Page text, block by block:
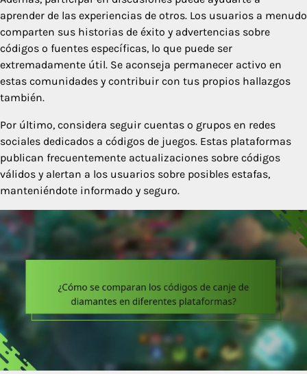
aprender de las experiencias de otros. Los usuarios a menudo
comparten sus historias de éxito y advertencias sobre
códigos o fuentes específicas, lo que puede ser
extremadamente útil. Se aconseja permanecer activo en
estas comunidades y contribuir con tus propios hallazgos
también.
Por último, considera seguir cuentas o grupos en redes
sociales dedicados a códigos de juegos. Estas plataformas
publican frecuentemente actualizaciones sobre códigos
válidos y alertan a los usuarios sobre posibles estafas,
manteniéndote informado y seguro.